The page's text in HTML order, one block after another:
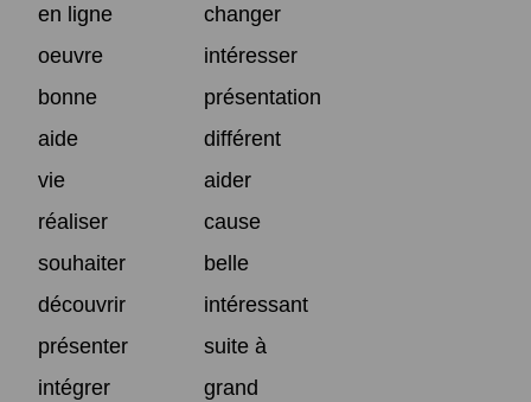
en ligne
changer
oeuvre
intéresser
bonne
présentation
aide
différent
vie
aider
réaliser
cause
souhaiter
belle
découvrir
intéressant
présenter
suite à
intégrer
grand